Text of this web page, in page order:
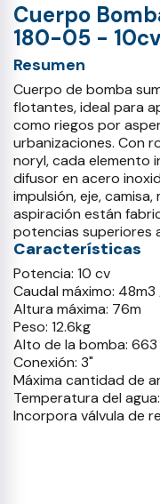
Cuerpo
180-05 -
Resumen
Cuerpo de bomba
flotantes, ideal para
como riegos por
urbanizaciones. Con
noryl, cada elemento
difusor en acero
impulsión, eje,
aspiración están
potencias superiores
Características
Potencia: 10 cv
Caudal máximo:
Altura máxima: 76m
Peso: 12.6kg
Alto de la bomba: 663
Conexión: 3"
Máxima cantidad de
Temperatura del
Incorpora válvula de